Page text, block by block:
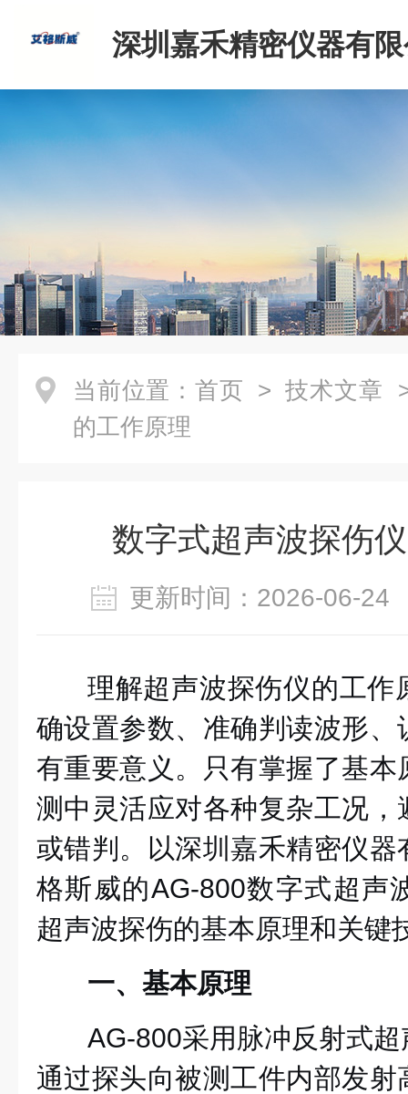
深圳嘉禾精密仪器有
当前位置： 首页 > 技术文章
的工作原理
数字式超声波探伤
更新时间：2026-06-
理解超声波探伤仪的工作
确设置参数、准确判读波形
有重要意义。只有掌握了基
测中灵活应对各种复杂工况
或错判。以深圳嘉禾精密仪
格斯威的AG-800数字式超声
超声波探伤的基本原理和关键
一、基本原理
AG-800采用脉冲反射式
通过探头向被测工件内部发